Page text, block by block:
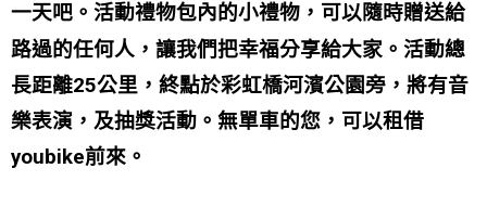
一天吧。 活動禮物包內的小禮物，可以隨時贈送給
路過的任何人，讓我們把幸福分享給大家。 活動總
長距離25公里，終點於彩虹橋河濱公園旁，將有音
樂表演，及抽獎活動。無單車的您，可以租借
youbike前來。